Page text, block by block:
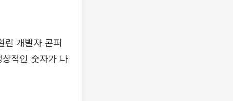
린 개발자 콘퍼
적인 숫자가 나